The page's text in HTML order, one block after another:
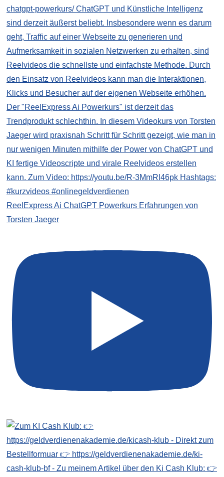
ReelExpress Ai ChatGPT Powerkurs Erfahrungen von
Torsten Jaeger